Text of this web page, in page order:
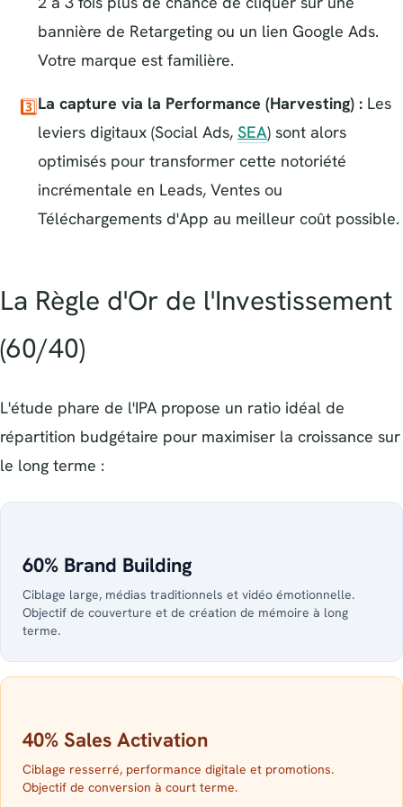
bannière de Retargeting ou un lien Google Ads.
Votre marque est familière.
3️⃣La capture via la Performance (Harvesting) : Les
leviers digitaux (Social Ads, SEA) sont alors
optimisés pour transformer cette notoriété
incrémentale en Leads, Ventes ou
Téléchargements d'App au meilleur coût possible.
La Règle d'Or de l'Investissement
(60/40)
L'étude phare de l'IPA propose un ratio idéal de
répartition budgétaire pour maximiser la croissance sur
le long terme :
60% Brand Building
Ciblage large, médias traditionnels et vidéo émotionnelle.
Objectif de couverture et de création de mémoire à long
terme.
40% Sales Activation
Ciblage resserré, performance digitale et promotions.
Objectif de conversion à court terme.